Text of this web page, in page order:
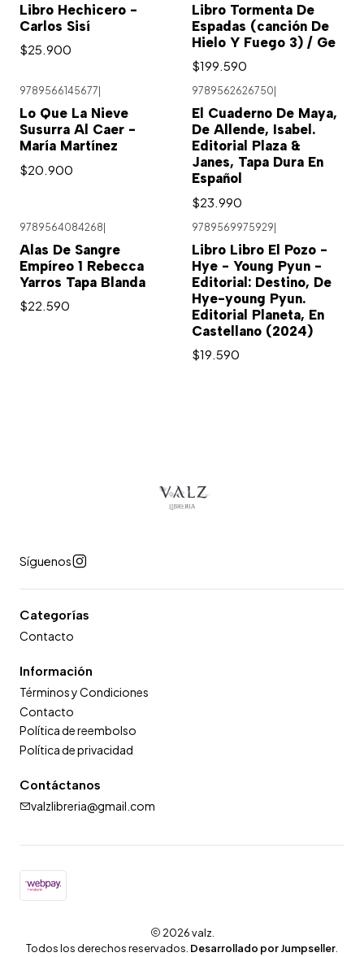
Libro Hechicero -
Carlos Sisí
$25.900
Libro Tormenta De
Espadas (canción De
Hielo Y Fuego 3) / Ge
$199.590
9789566145677
Lo Que La Nieve
Susurra Al Caer -
María Martínez
$20.900
9789562626750
El Cuaderno De Maya,
De Allende, Isabel.
Editorial Plaza &
Janes, Tapa Dura En
Español
$23.990
9789564084268|
Alas De Sangre
Empíreo 1 Rebecca
Yarros Tapa Blanda
$22.590
9789569975929|
Libro Libro El Pozo -
Hye - Young Pyun -
Editorial: Destino, De
Hye-young Pyun.
Editorial Planeta, En
Castellano (2024)
$19.590
Síguenos
Categorías
Contacto
Información
Términos y Condiciones
Contacto
Política de reembolso
Política de privacidad
Contáctanos
valzlibreria@gmail.com
2026 valz.
Todos los derechos reservados. Desarrollado por Jumpseller